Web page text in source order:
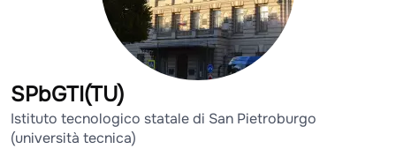
SPbGTI(TU)
Istituto tecnologico statale di San Pietroburgo
(università tecnica)